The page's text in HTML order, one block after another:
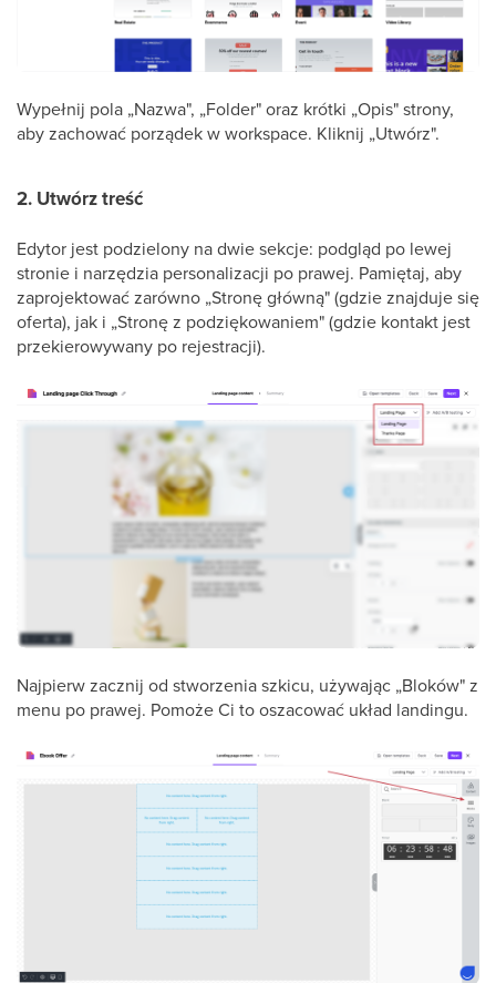
Wypełnij pola „Nazwa", „Folder" oraz krótki „Opis" strony,
aby zachować porządek w workspace. Kliknij „Utwórz".
2. Utwórz treść
Edytor jest podzielony na dwie sekcje: podgląd po lewej
stronie i narzędzia personalizacji po prawej. Pamiętaj, aby
zaprojektować zarówno „Stronę główną" (gdzie znajduje się
oferta), jak i „Stronę z podziękowaniem" (gdzie kontakt jest
przekierowywany po rejestracji).
Najpierw zacznij od stworzenia szkicu, używając „Bloków" z
menu po prawej. Pomoże Ci to oszacować układ landingu.